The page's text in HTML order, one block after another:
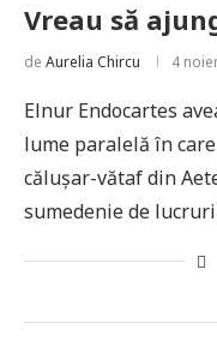
Vreau să
de Aurelia Chircu 4
Elnur Endocartes
lume paralelă în
călușar-vătaf din
sumedenie de